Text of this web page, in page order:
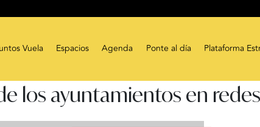
Vuela Espacios Agenda Ponte al día Plataforma
los ayuntamientos en